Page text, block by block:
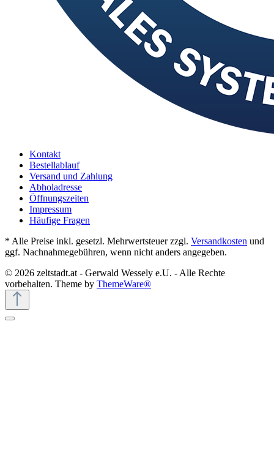
Kontakt
Bestellablauf
Versand und Zahlung
Abholadresse
Öffnungszeiten
Impressum
Häufige Fragen
* Alle Preise inkl. gesetzl. Mehrwertsteuer zzgl. Versandkosten und
ggf. Nachnahmegebühren, wenn nicht anders angegeben.
© 2026 zeltstadt.at - Gerwald Wessely e.U. - Alle Rechte
vorbehalten. Theme by ThemeWare®